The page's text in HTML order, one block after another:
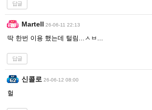
답글
Martell 26-06-11 22:13
딱 한번 이용 했는데 털림...ㅅㅂ...
답글
신콜로 26-06-12 08:00
헐